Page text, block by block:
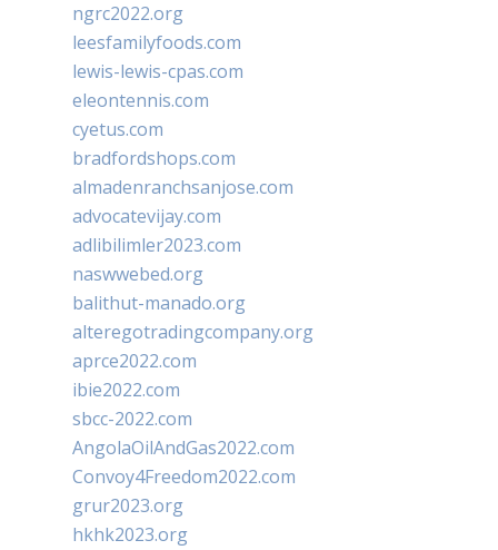
ngrc2022.org
leesfamilyfoods.com
lewis-lewis-cpas.com
eleontennis.com
cyetus.com
bradfordshops.com
almadenranchsanjose.com
advocatevijay.com
adlibilimler2023.com
naswwebed.org
balithut-manado.org
alteregotradingcompany.org
aprce2022.com
ibie2022.com
sbcc-2022.com
AngolaOilAndGas2022.com
Convoy4Freedom2022.com
grur2023.org
hkhk2023.org